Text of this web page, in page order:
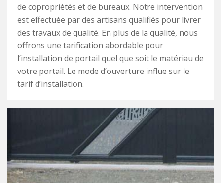
de copropriétés et de bureaux. Notre intervention
est effectuée par des artisans qualifiés pour livrer
des travaux de qualité. En plus de la qualité, nous
offrons une tarification abordable pour
l’installation de portail quel que soit le matériau de
votre portail. Le mode d’ouverture influe sur le
tarif d’installation.